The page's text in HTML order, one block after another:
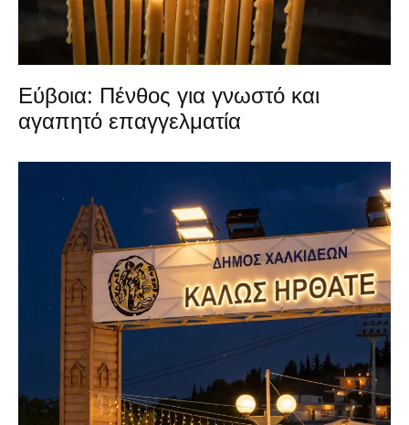
Εύβοια: Πένθος για γνωστό και
αγαπητό επαγγελματία